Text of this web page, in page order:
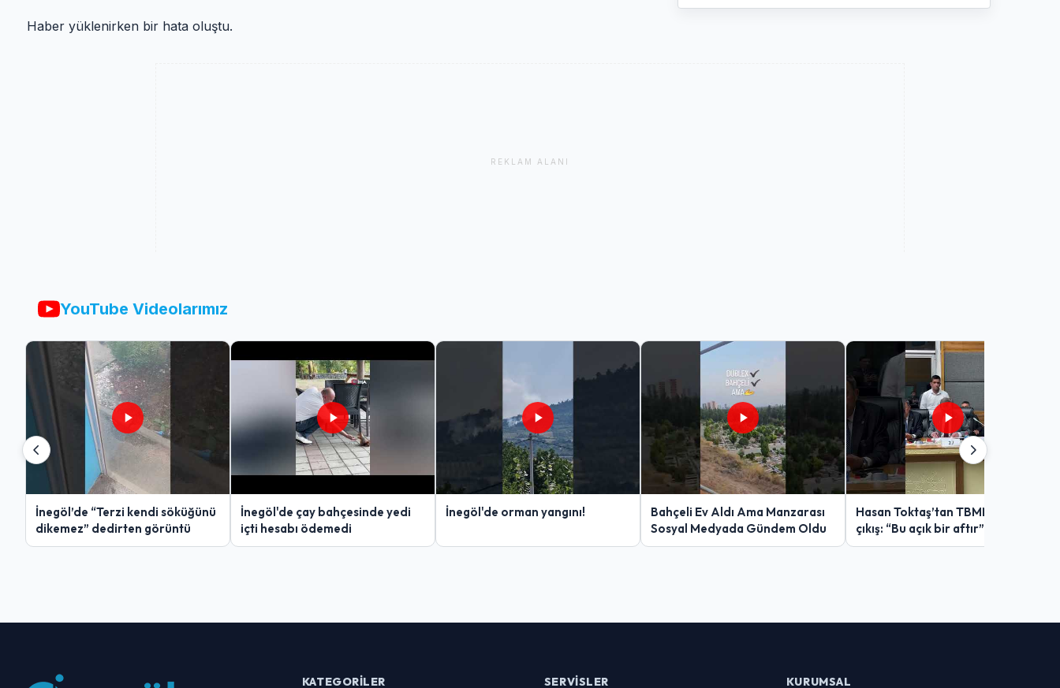
Haber yüklenirken bir hata oluştu.
REKLAM ALANI
YouTube Videolarımız
İnegöl’de “Terzi kendi söküğünü
dikemez” dedirten görüntü
İnegöl'de çay bahçesinde yedi
içti hesabı ödemedi
İnegöl'de orman yangını!
Bahçeli Ev Aldı Ama Manzarası
Sosyal Medyada Gündem Oldu
Hasan Toktaş’tan TBMM’de sert
çıkış: “Bu açık bir aftır”
KATEGORILER SERVISLER KURUMSAL